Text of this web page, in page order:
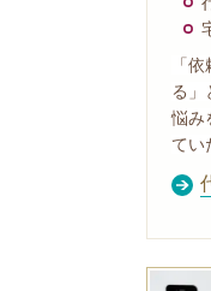
「
る」
悩み
てい